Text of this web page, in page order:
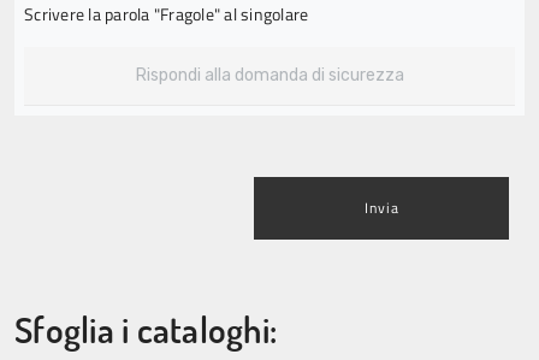
Scrivere la parola "Fragole" al singolare
Invia
Sfoglia i cataloghi: